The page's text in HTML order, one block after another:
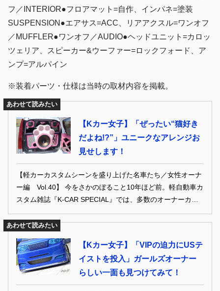
フ／INTERIOR●フロアマット=自作、インパネ=塗装
SUSPENSION●エアサス=ACC、リアアクスル=ワンオフ
／MUFFLER●ワンオフ／AUDIO●ヘッドユニット=カロッ
ツェリア、スピーカー&ウーファー=ロックフォード、ア
ンプ=アルパイン
※装着パーツ・仕様は当時の取材内容を掲載。
あわせて読みたい
【Kカー女子】「ぜったい“猫好き
だよね!?”」ユニークなアレンジお
見せします！
【軽カーカスタムシーンを盛り上げた名車たち／女性オーナ
ー編 Vol.40】 今をさかのぼること10年ほど前。軽自動車カ
スタム雑誌『K-CAR SPECIAL』では、多数のオーナーカー
目覚ましく、オリジナリティ溢れるカスタムを披露。現代の
たちを振り返っていく。 ※本記事は「K-CARスペシャル」
2015年10月号の記事を再編集したものです。
あわせて読みたい
【Kカー女子】「VIPの迫力にUSテ
イストを投入」ガールズオーナー
らしい一面も見つけてみて！